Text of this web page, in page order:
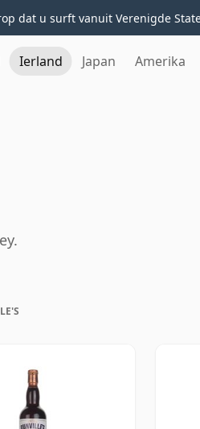
dat u surft vanuit Verenigde
Ierland Japan Amerika